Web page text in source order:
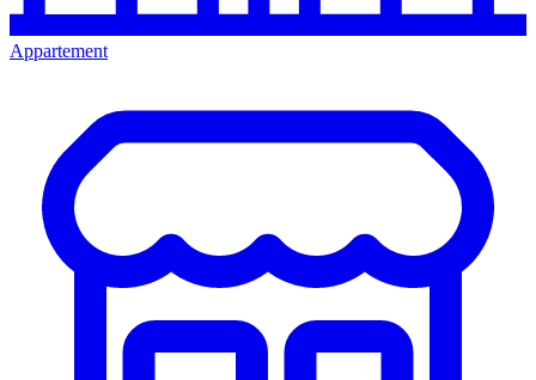
Appartement